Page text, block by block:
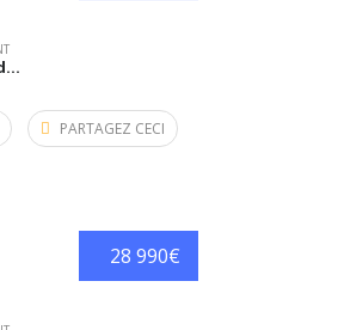
63 Route de Bazas, Langon, France
PARTAGEZ CECI
28 990€